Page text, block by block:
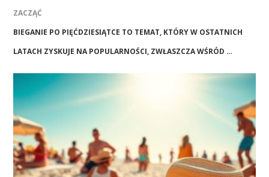
ZACZĄĆ
BIEGANIE PO PIĘĆDZIESIĄTCE TO TEMAT, KTÓRY W OSTATNICH
LATACH ZYSKUJE NA POPULARNOŚCI, ZWŁASZCZA WŚRÓD …